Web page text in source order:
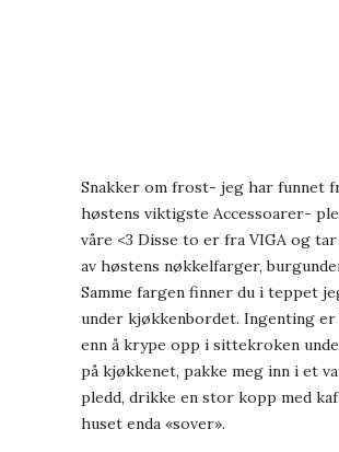
Snakker om frost- jeg har funnet
høstens viktigste Accessoarer-
våre <3 Disse to er fra VIGA og
av høstens nøkkelfarger,
Samme fargen finner du i teppet
under kjøkkenbordet. Ingenting er
enn å krype opp i sittekroken
på kjøkkenet, pakke meg inn i et
pledd, drikke en stor kopp med
huset enda «sover».